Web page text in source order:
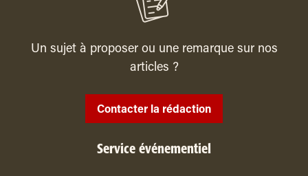
Un sujet à proposer ou une remarque sur nos
articles ?
Contacter la rédaction
Service événementiel